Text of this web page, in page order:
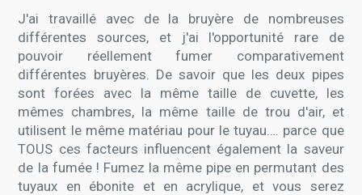
J'ai travaillé avec de la bruyère de nombreuses
différentes sources, et j'ai l'opportunité rare de
pouvoir réellement fumer comparativement
différentes bruyères. De savoir que les deux pipes
sont forées avec la même taille de cuvette, les
mêmes chambres, la même taille de trou d'air, et
utilisent le même matériau pour le tuyau…. parce que
TOUS ces facteurs influencent également la saveur
de la fumée ! Fumez la même pipe en permutant des
tuyaux en ébonite et en acrylique, et vous serez